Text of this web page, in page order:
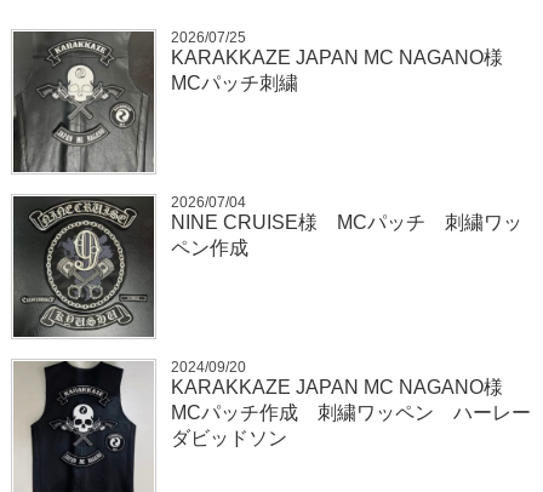
2026/07/25
KARAKKAZE JAPAN MC NAGANO様
MCパッチ刺繍
2026/07/04
NINE CRUISE様 MCパッチ 刺繍ワッ
ペン作成
2024/09/20
KARAKKAZE JAPAN MC NAGANO様
MCパッチ作成 刺繍ワッペン ハーレー
ダビッドソン